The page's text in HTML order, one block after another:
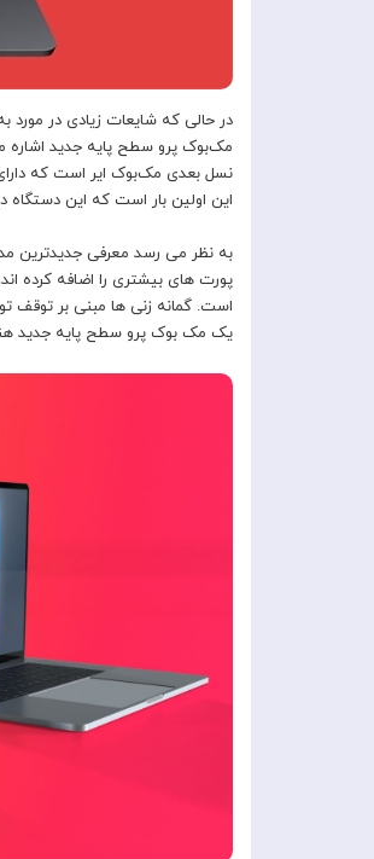
این اولین بار است که این
به نظر می رسد معرفی جدیدترین
پورت های بیشتری را اضافه کرده
است. گمانه زنی ها مبنی بر توقف
یک مک بوک پرو سطح پایه جدید هنوز برای سال